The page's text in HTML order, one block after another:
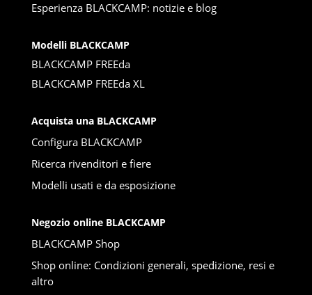
Esperienza BLACKCAMP: notizie e blog
Modelli BLACKCAMP
BLACKCAMP FREEda
BLACKCAMP FREEda XL
Acquista una BLACKCAMP
Configura BLACKCAMP
Ricerca rivenditori e fiere
Modelli usati e da esposizione
Negozio online BLACKCAMP
BLACKCAMP Shop
Shop online: Condizioni generali, spedizione, resi e
altro